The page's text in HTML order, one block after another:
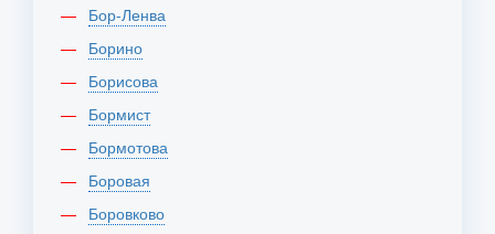
Бор-Ленва
Борино
Борисова
Бормист
Бормотова
Боровая
Боровково